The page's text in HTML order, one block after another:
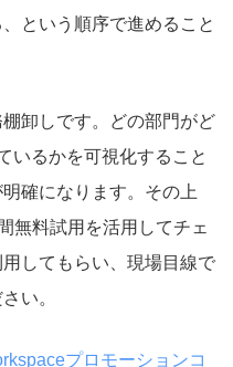
という順序で進めること
卸しです。どの部門がど
いるかを可視化すること
確になります。その上
無料試用を活用してチェ
してもらい、現場目線で
い。
プロモーションコ